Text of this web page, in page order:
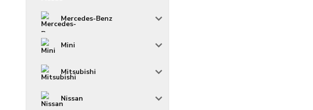
Mercedes-Benz
Mini
Mitsubishi
Nissan